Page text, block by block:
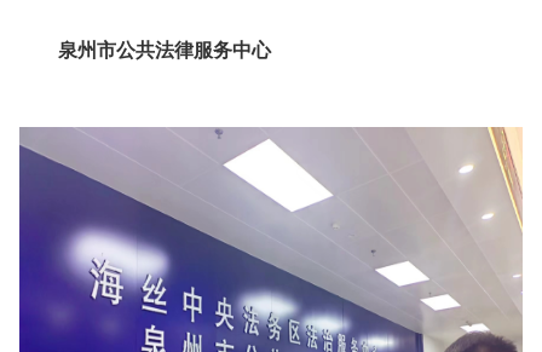
泉州市公共法律服务中心